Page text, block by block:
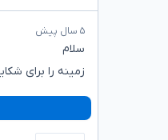
۵ سال پیش
سلام
زمینه را برای